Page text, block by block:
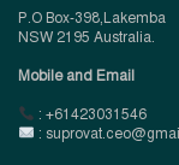
P.O Box-398,Lakemba
NSW 2195 Australia.
Mobile and Email
: +61423031546
: